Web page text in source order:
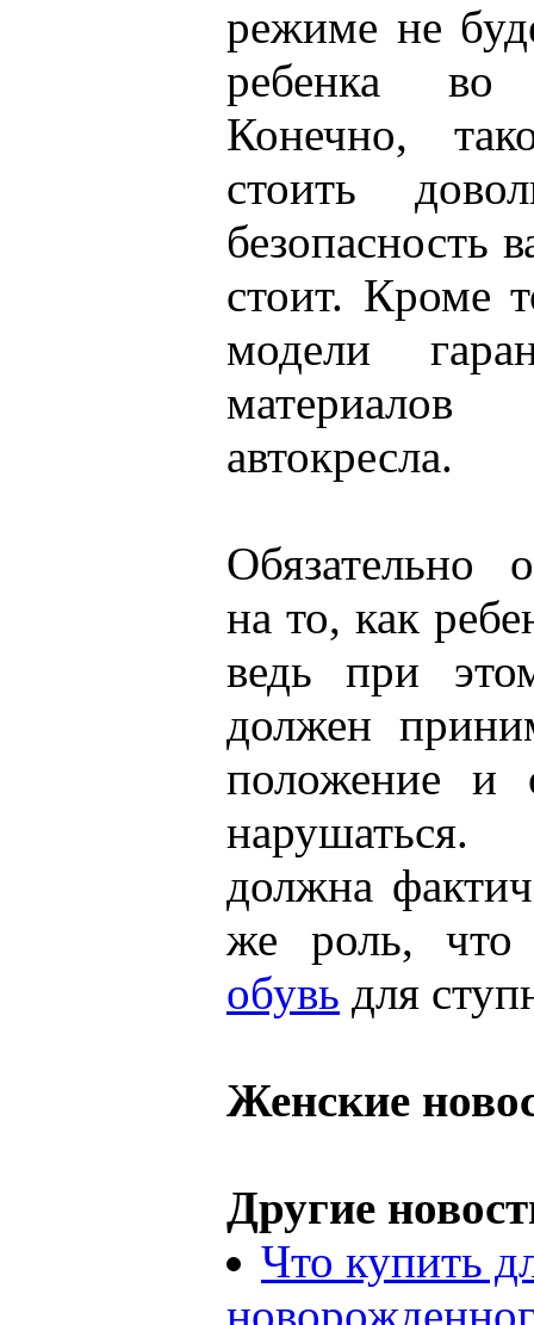
режиме не
ребенка во
Конечно,
стоить
безопасность
стоит. Кроме
модели
материалов
автокресла.
Обязательно
на то, как
ведь при
должен
положение и
должна
же роль,
обувь для
Женские
Другие
Что купить